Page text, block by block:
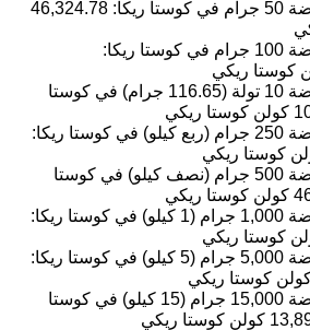
ريكا:
46,324.78
ريكا:
كوستا ريكي
سعر سبيكة الفضة 10 تولة (116.65 جرام) في كوستا
كولن كوستا ريكي
ريكا:
كوستا ريكي
سعر سبيكة الفضة 500 جرام (نصف كيلو) في كوستا
كولن كوستا ريكي
ريكا:
كوستا ريكي
ريكا:
كوستا ريكي
سعر سبيكة الفضة 15,000 جرام (15 كيلو) في كوستا
كولن كوستا ريكي